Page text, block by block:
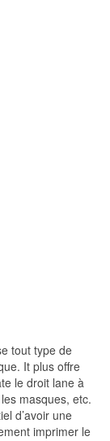
tout type de
It plus offre
le droit lane à
masques, etc.
d’avoir une
imprimer le